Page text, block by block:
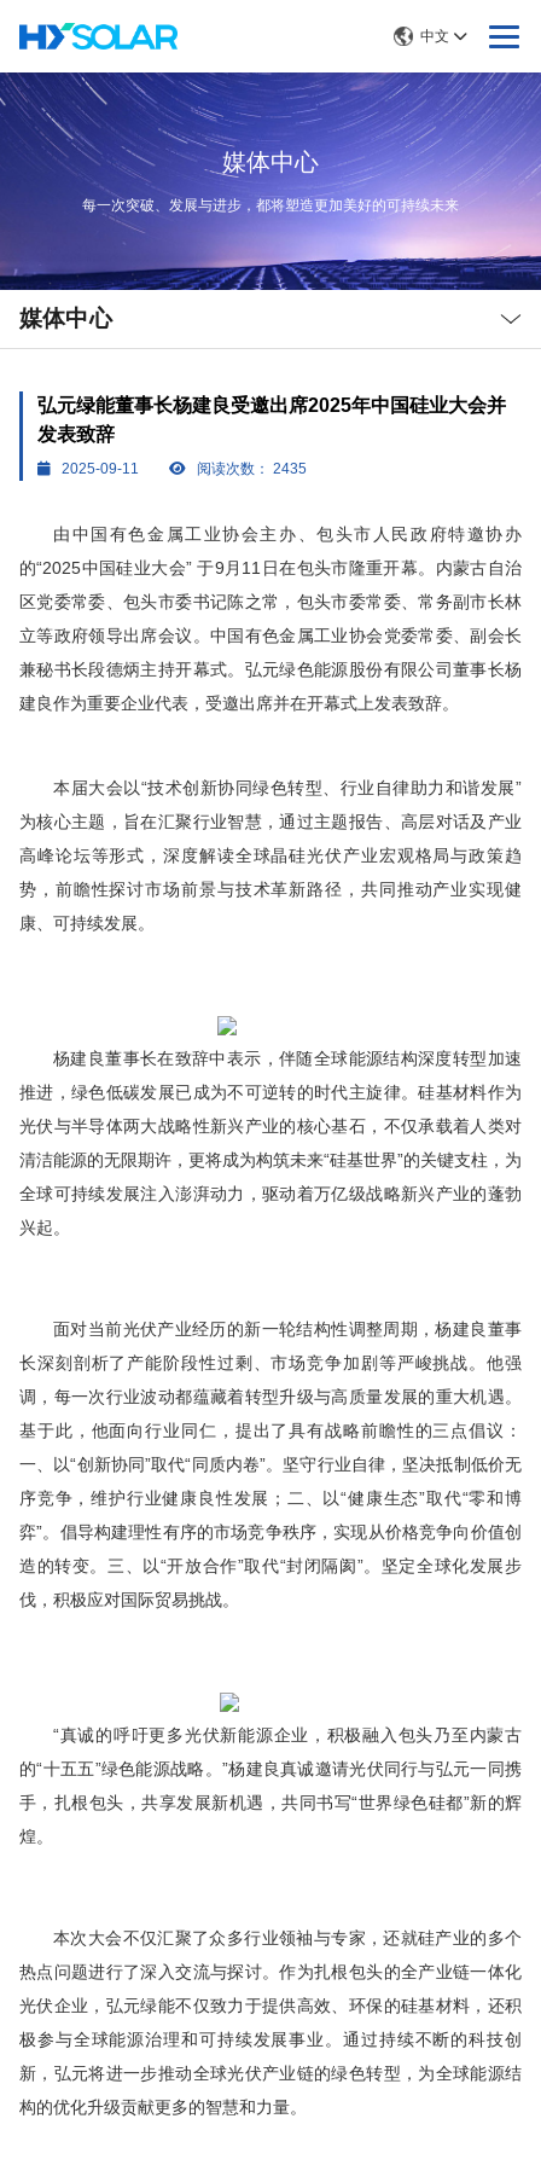
中文
媒体中心
每一次突破、发展与进步，都将塑造更加美好的可持续未来
媒体中心
Nav
Open
Menu
弘元绿能董事长杨建良受邀出席2025年中国硅业大会并
发表致辞
2025-09-11 阅读次数： 2435
由中国有色金属工业协会主办、包头市人民政府特邀协办
的“2025中国硅业大会” 于9月11日在包头市隆重开幕。内蒙古自治
区党委常委、包头市委书记陈之常，包头市委常委、常务副市长林
立等政府领导出席会议。中国有色金属工业协会党委常委、副会长
兼秘书长段德炳主持开幕式。弘元绿色能源股份有限公司董事长杨
建良作为重要企业代表，受邀出席并在开幕式上发表致辞。
本届大会以“技术创新协同绿色转型、行业自律助力和谐发展”
为核心主题，旨在汇聚行业智慧，通过主题报告、高层对话及产业
高峰论坛等形式，深度解读全球晶硅光伏产业宏观格局与政策趋
势，前瞻性探讨市场前景与技术革新路径，共同推动产业实现健
康、可持续发展。
杨建良董事长在致辞中表示，伴随全球能源结构深度转型加速
推进，绿色低碳发展已成为不可逆转的时代主旋律。硅基材料作为
光伏与半导体两大战略性新兴产业的核心基石，不仅承载着人类对
清洁能源的无限期许，更将成为构筑未来“硅基世界”的关键支柱，为
全球可持续发展注入澎湃动力，驱动着万亿级战略新兴产业的蓬勃
兴起。
面对当前光伏产业经历的新一轮结构性调整周期，杨建良董事
长深刻剖析了产能阶段性过剩、市场竞争加剧等严峻挑战。他强
调，每一次行业波动都蕴藏着转型升级与高质量发展的重大机遇。
基于此，他面向行业同仁，提出了具有战略前瞻性的三点倡议：
一、以“创新协同”取代“同质内卷”。坚守行业自律，坚决抵制低价无
序竞争，维护行业健康良性发展；二、以“健康生态”取代“零和博
弈”。倡导构建理性有序的市场竞争秩序，实现从价格竞争向价值创
造的转变。三、以“开放合作”取代“封闭隔阂”。坚定全球化发展步
伐，积极应对国际贸易挑战。
“真诚的呼吁更多光伏新能源企业，积极融入包头乃至内蒙古
的“十五五”绿色能源战略。”杨建良真诚邀请光伏同行与弘元一同携
手，扎根包头，共享发展新机遇，共同书写“世界绿色硅都”新的辉
煌。
本次大会不仅汇聚了众多行业领袖与专家，还就硅产业的多个
热点问题进行了深入交流与探讨。作为扎根包头的全产业链一体化
光伏企业，弘元绿能不仅致力于提供高效 、环保的硅基材料，还积
极参与全球能源治理和可持续发展事业。通过持续不断的科技创
新，弘元将进一步推动全球光伏产业链的绿色转型，为全球能源结
构的优化升级贡献更多的智慧和力量。